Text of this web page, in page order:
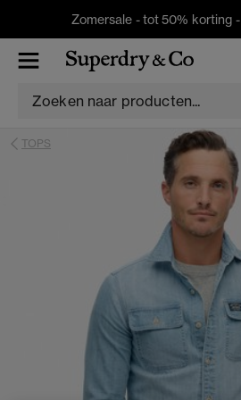
Zomersale - tot 50% korting -
TOPS